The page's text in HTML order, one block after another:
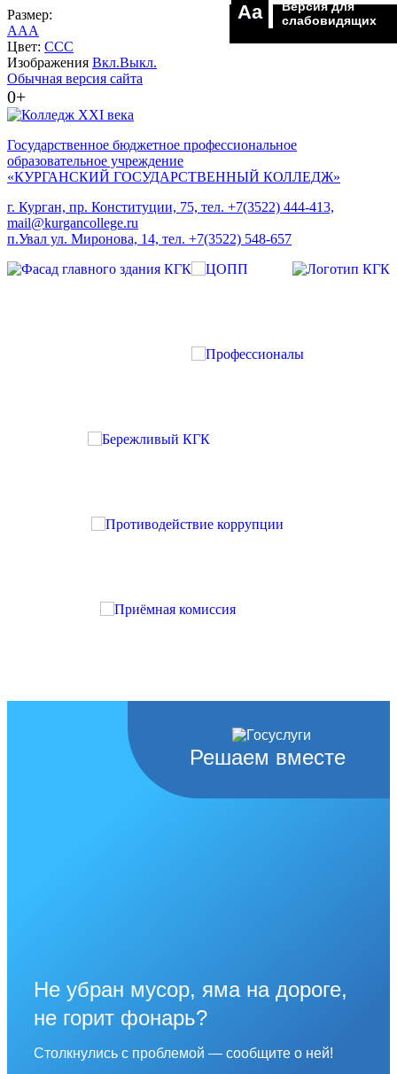
Размер:
AAA
Цвет: CCC
Изображения Вкл.Выкл.
Обычная версия сайта
0+
Aa
Версия для
слабовидящих
Государственное бюджетное профессиональное
образовательное учреждение
«КУРГАНСКИЙ ГОСУДАРСТВЕННЫЙ КОЛЛЕДЖ»
г. Курган, пр. Конституции, 75, тел. +7(3522) 444-413,
mail@kurgancollege.ru
п.Увал ул. Миронова, 14, тел. +7(3522) 548-657
Решаем вместе
Не убран мусор, яма на дороге,
не горит фонарь?
Столкнулись с проблемой — сообщите о ней!